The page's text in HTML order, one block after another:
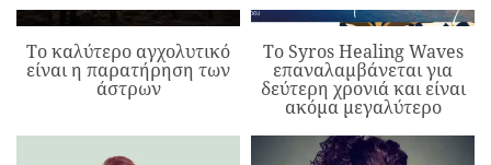
Το καλύτερο αγχολυτικό
είναι η παρατήρηση των
άστρων
Το Syros Healing Waves
επαναλαμβάνεται για
δεύτερη χρονιά και είναι
ακόμα μεγαλύτερο